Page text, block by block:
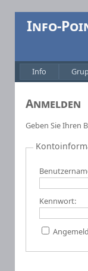
Info-
Info
Anmelden
Geben Sie Ihren
Kennwort: